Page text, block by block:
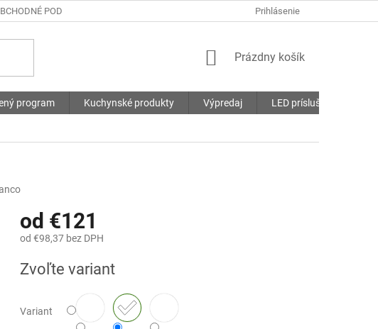
PODMIENKY SÚBORY COOKIES
Prihlásenie
NÁKUPNÝ
Prázdny košík
program Kuchynské produkty Výpredaj LED príslušenstvo
od €121
od €98,37bez DPH
cena:
Zvoľte variant
Variant